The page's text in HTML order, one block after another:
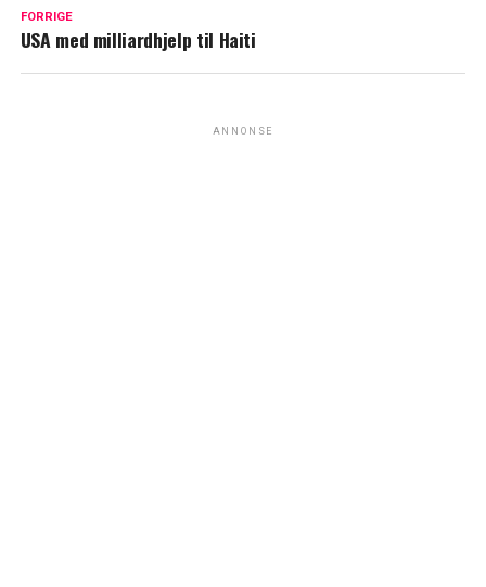
FORRIGE
USA med milliardhjelp til Haiti
ANNONSE